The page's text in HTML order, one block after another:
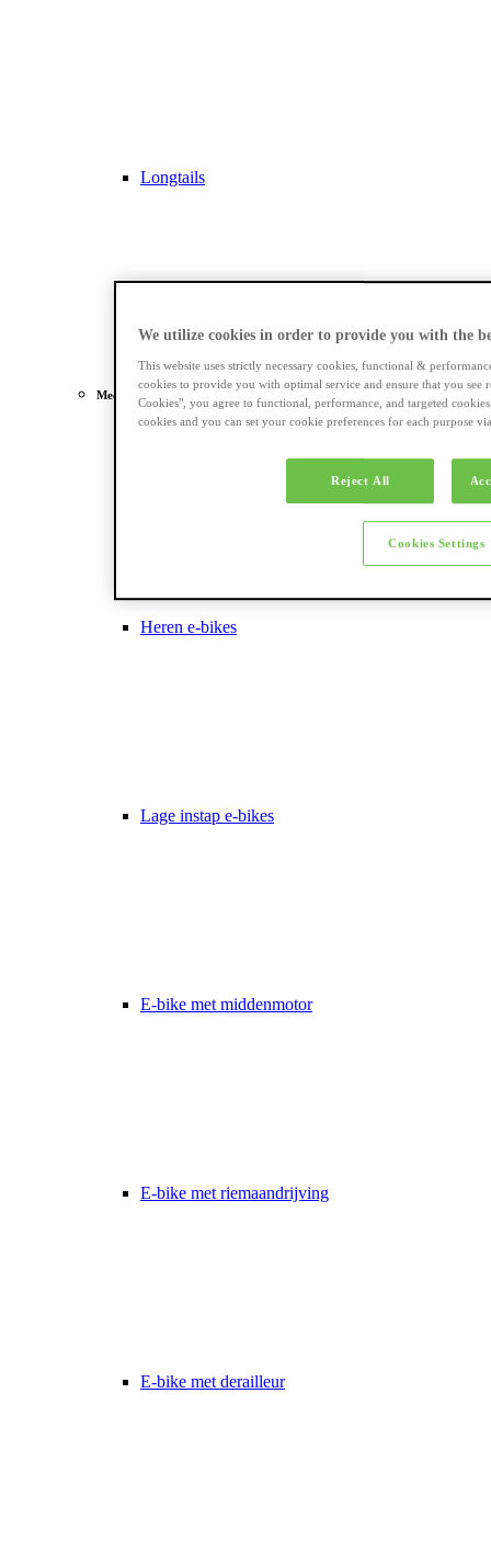
Longtails
Meest gezocht
Heren e-bikes
Lage instap e-bikes
E-bike met middenmotor
E-bike met riemaandrijving
E-bike met derailleur
We utilize cookies in order to provide you with the
This website uses strictly necessary cookies, functional &
cookies to provide you with optimal service and ensure that you
Cookies", you agree to functional, performance, and targeted
cookies and you can set your cookie preferences for each purpose
Reject All
Cookies Settings